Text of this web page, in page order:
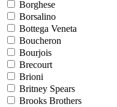
Borghese
Borsalino
Bottega Veneta
Boucheron
Bourjois
Brecourt
Brioni
Britney Spears
Brooks Brothers